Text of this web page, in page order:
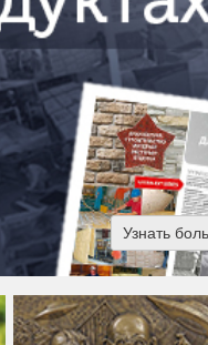
Узнать